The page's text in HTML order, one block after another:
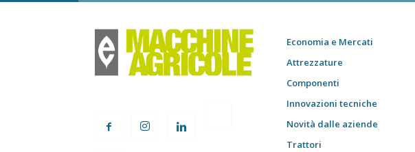
Economia e Mercati
Attrezzature
Componenti
Innovazioni tecniche
Novità dalle aziende
Trattori